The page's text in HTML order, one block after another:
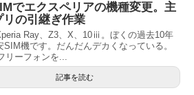
でエクスペリアの機種変更。主
リの引継ぎ作業
Ray、Z3、X、10ⅲ。ぼくの過去10年
SIM機です。だんだんデカくなっている。
リーフォンを...
記事を読む